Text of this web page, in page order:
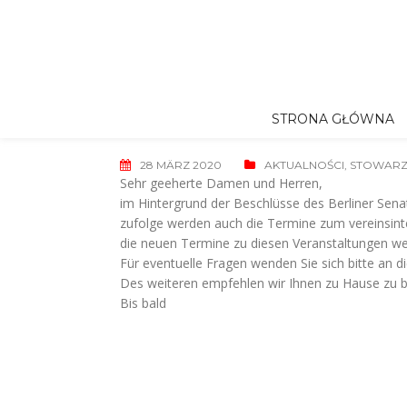
STRONA GŁÓWNA
28 MÄRZ 2020 AKTUALNOŚCI,
Sehr geeherte Damen und Herren,
im Hintergrund der Beschlüsse des Berliner
zufolge werden auch die Termine zum
die neuen Termine zu diesen Veranstaltungen
Für eventuelle Fragen wenden Sie sich bitte an
Des weiteren empfehlen wir Ihnen zu Hause zu
Bis bald